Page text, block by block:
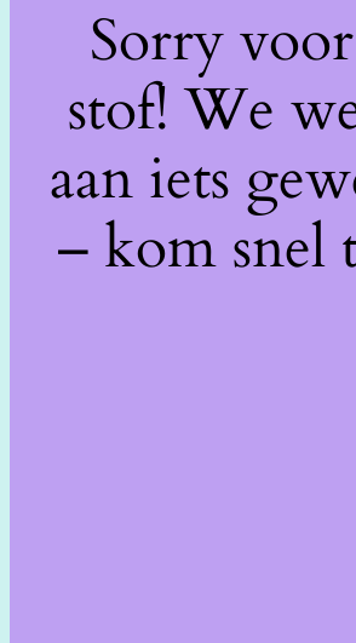
Sorry
stof! We
aan iets
– kom snel